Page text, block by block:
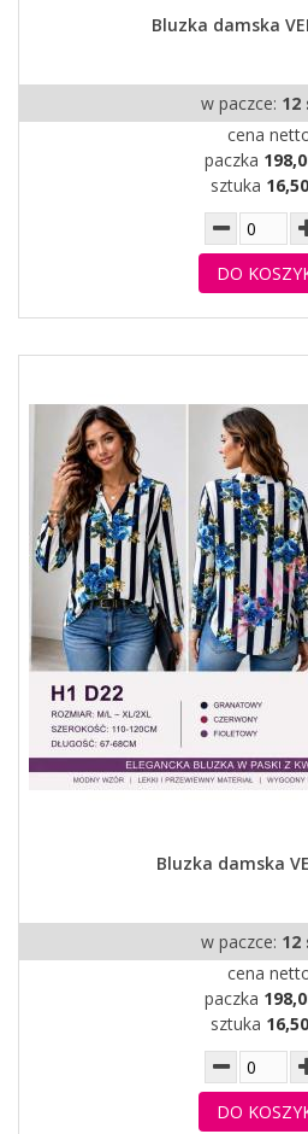
Bluzka damska
w paczce: 12
cena
paczka
sztuka
DO
Bluzka damska
w paczce: 12
cena
paczka
sztuka
DO